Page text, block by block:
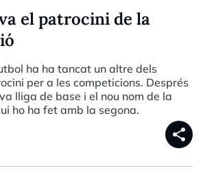
el patrocini de la
ha ha tancat un altre dels
per a les competicions. Després
lliga de base i el nou nom de la
ho ha fet amb la segona.
share